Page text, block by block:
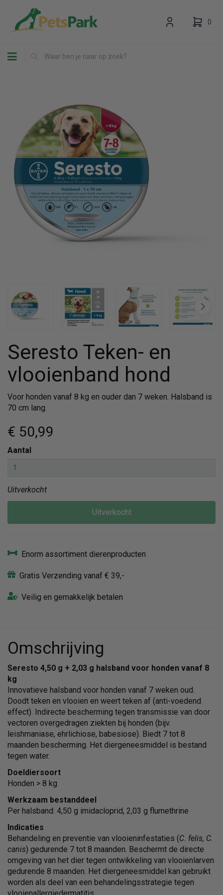
Toggle navigation
0
Uw winkelwagen is leeg.
Vul hem met producten.
Seresto Teken- en
vlooienband hond
Voor honden vanaf 8 kg en ouder dan 7 weken. Halsband is
70 cm lang.
€ 50,99
Aantal
Uitverkocht
Uitverkocht
Enorm assortiment dierenproducten
Gratis Verzending vanaf € 39,-
Veilig en gemakkelijk betalen
Omschrijving
Seresto 4,50 g + 2,03 g halsband voor honden vanaf 8
kg
Innovatieve halsband voor honden vanaf 7 weken oud.
Doodt teken en vlooien en weert teken af (anti-voedend
effect). Indirecte bescherming tegen transmissie van door
vectoren overgedragen ziekten bij honden (bijv.
leishmaniase, ehrlichiose, babesiose). Biedt 7 tot 8
maanden bescherming. Het diergeneesmiddel is bestand
tegen water.
Doeldiersoort
Honden > 8 kg
Werkzaam bestanddeel
Per halsband: 4,50 g imidacloprid, 2,03 g flumethrine
Indicaties
Behandeling en preventie van vlooieninfestaties (C. felis, C.
canis) gedurende 7 tot 8 maanden. Beschermt de directe
omgeving van het dier tegen ontwikkeling van vlooienlarven
gedurende 8 maanden. Het diergeneesmiddel kan gebruikt
worden als deel van een behandelingsstrategie tegen
vlooienallergiedermatitis.